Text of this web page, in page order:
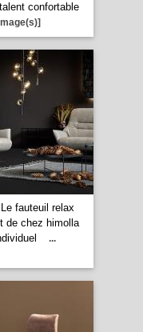
confortable
fauteuil relax
de chez himolla
...